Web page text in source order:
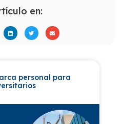
en:
personal para